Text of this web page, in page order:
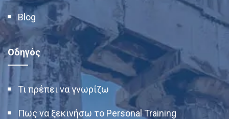
Blog
Οδηγός
Τι πρέπει να γνωρίζω
Πως να ξεκινήσω το Personal Training